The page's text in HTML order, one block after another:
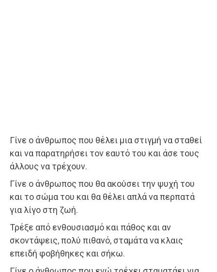
Γίνε ο άνθρωπος που θέλει μια στιγμή να σταθεί
και να παρατηρήσει τον εαυτό του και άσε τους
άλλους να τρέχουν.
Γίνε ο άνθρωπος που θα ακούσει την ψυχή του
και το σώμα του και θα θέλει απλά να περπατά
για λίγο στη ζωή.
Τρέξε από ενθουσιασμό και πάθος και αν
σκοντάψεις, πολύ πιθανό, σταμάτα να κλαις
επειδή φοβήθηκες και σήκω.